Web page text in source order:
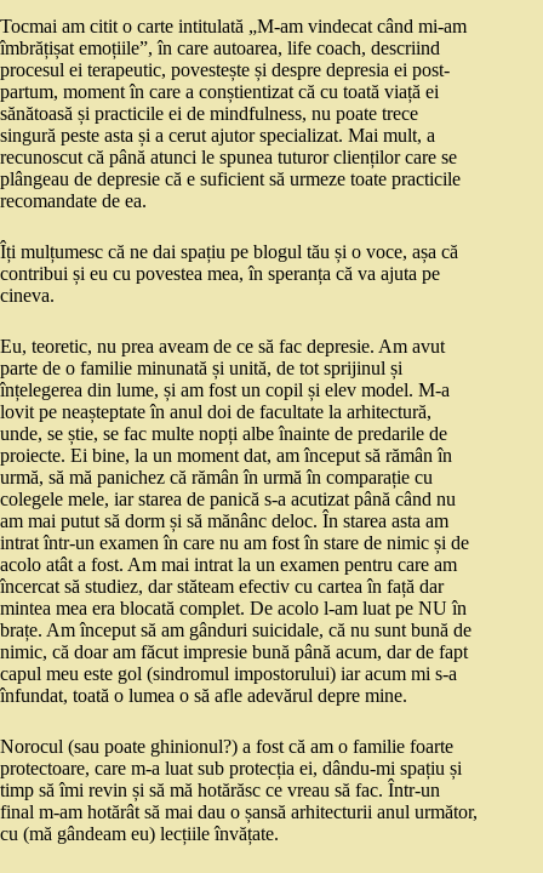
Tocmai am citit o carte intitulată „M-am vindecat când mi-am
îmbrățișat emoțiile”, în care autoarea, life coach, descriind
procesul ei terapeutic, povestește și despre depresia ei post-
partum, moment în care a conștientizat că cu toată viață ei
sănătoasă și practicile ei de mindfulness, nu poate trece
singură peste asta și a cerut ajutor specializat. Mai mult, a
recunoscut că până atunci le spunea tuturor clienților care se
plângeau de depresie că e suficient să urmeze toate practicile
recomandate de ea.
Îți mulțumesc că ne dai spațiu pe blogul tău și o voce, așa că
contribui și eu cu povestea mea, în speranța că va ajuta pe
cineva.
Eu, teoretic, nu prea aveam de ce să fac depresie. Am avut
parte de o familie minunată și unită, de tot sprijinul și
înțelegerea din lume, și am fost un copil și elev model. M-a
lovit pe neașteptate în anul doi de facultate la arhitectură,
unde, se știe, se fac multe nopți albe înainte de predarile de
proiecte. Ei bine, la un moment dat, am început să rămân în
urmă, să mă panichez că rămân în urmă în comparație cu
colegele mele, iar starea de panică s-a acutizat până când nu
am mai putut să dorm și să mănânc deloc. În starea asta am
intrat într-un examen în care nu am fost în stare de nimic și de
acolo atât a fost. Am mai intrat la un examen pentru care am
încercat să studiez, dar stăteam efectiv cu cartea în față dar
mintea mea era blocată complet. De acolo l-am luat pe NU în
brațe. Am început să am gânduri suicidale, că nu sunt bună de
nimic, că doar am făcut impresie bună până acum, dar de fapt
capul meu este gol (sindromul impostorului) iar acum mi s-a
înfundat, toată o lumea o să afle adevărul depre mine.
Norocul (sau poate ghinionul?) a fost că am o familie foarte
protectoare, care m-a luat sub protecția ei, dându-mi spațiu și
timp să îmi revin și să mă hotărăsc ce vreau să fac. Într-un
final m-am hotărât să mai dau o șansă arhitecturii anul următor,
cu (mă gândeam eu) lecțiile învățate.